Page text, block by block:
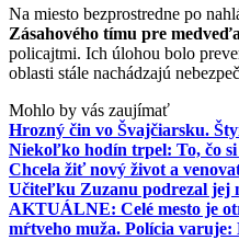
Na miesto bezprostredne po
Zásahového tímu pre
policajtmi. Ich úlohou bolo
oblasti stále nachádzajú
Mohlo by vás zaujímať
Hrozný čin vo Švajčiarsku.
Niekoľko hodín trpel: To, čo
Chcela žiť nový život a
Učiteľku Zuzanu podrezal jej
AKTUÁLNE: Celé mesto je
mŕtveho muža. Polícia